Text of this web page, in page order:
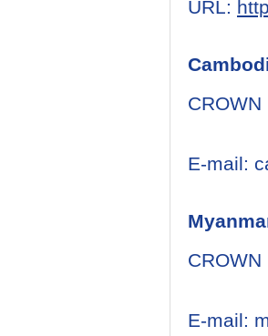
URL:
CROWN
E-mail:
CROWN
E-mail: